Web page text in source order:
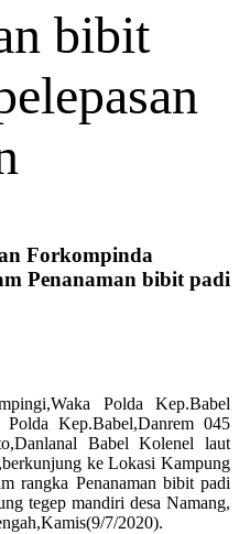
bibit
Forkompinda
Penanaman bibit padi
Polda Kep.Babel
Kep.Babel,Danrem 045
Babel Kolenel laut
ke Lokasi Kampung
rangka Penanaman bibit padi
tegep mandiri desa Namang,
7/2020).